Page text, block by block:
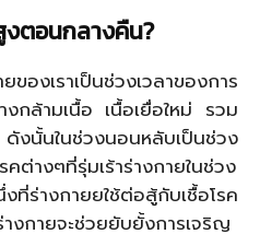
งตอนกลางคืน?
งเราเป็นช่วงเวลาของการ
กล้ามเนื้อ เนื้อเยื่อใหม่ รวม
งนั้นในช่วงนอนหลับเป็นช่วง
ต่างๆที่รุ่มเร้าร่างกายในช่วง
ร่างกายยใช้ต่อสู้กับเชื้อโรค
งกายจะช่วยยับยั้งการเจริญ